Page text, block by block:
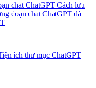
chat ChatGPT Cách lưu
đoạn chat ChatGPT dài
ích thư mục ChatGPT